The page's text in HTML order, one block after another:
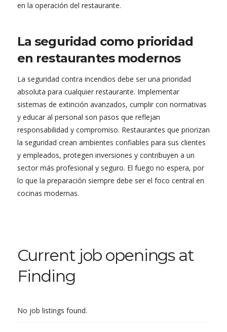
en la operación del restaurante.
La seguridad como prioridad
en restaurantes modernos
La seguridad contra incendios debe ser una prioridad
absoluta para cualquier restaurante. Implementar
sistemas de extinción avanzados, cumplir con normativas
y educar al personal son pasos que reflejan
responsabilidad y compromiso. Restaurantes que priorizan
la seguridad crean ambientes confiables para sus clientes
y empleados, protegen inversiones y contribuyen a un
sector más profesional y seguro. El fuego no espera, por
lo que la preparación siempre debe ser el foco central en
cocinas modernas.
Current job openings at
Finding
No job listings found.